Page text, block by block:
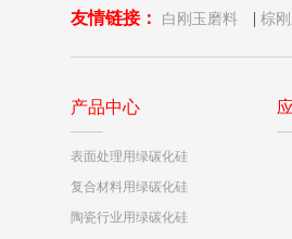
友情链接： 白刚玉磨料 | 棕
产品中心
表面处理用绿碳化硅
复合材料用绿碳化硅
陶瓷行业用绿碳化硅